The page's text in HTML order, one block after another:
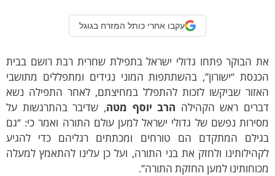
עקבו אחרי כותל המזרח בגוגל
הבוקר פתחו גדולי ישראל בתפילת שחרית רבת רושם בבית
“ישורון”, בהשתתפות המוני נגידים ומתפללים מתושבי
שביקשו לזכות להתפלל במחיצתם, לאחר התפילה נשא
ראש הקהילההרב יוסף מטה, שדיבר בהתרגשות על
נפשם של גדולי ישראל למען עולם התורה ואמר כי: “גם
המתקדם הם טורחים ומכתתים רגליהם כדי להגיע
ולחזק את בני התורה, ועל כן עלינו להתאמץ למעלה
למען החזקת התורה”.